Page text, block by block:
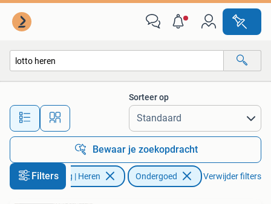
Alle afstanden…
Sorteer op
Bewaar je zoekopdracht
FiltersKleding | Heren Ondergoed Verwijder filters